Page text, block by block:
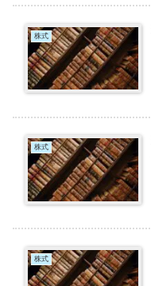
株式
株式
株式